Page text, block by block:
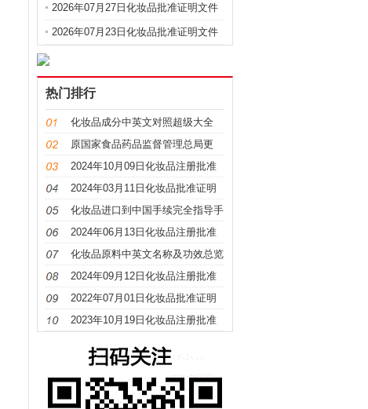
告》问答
2026年07月27日化妆品批准证明文件
送达信息
2026年07月23日化妆品批准证明文件
热门排行
化妆品成分中英文对照超级大全
原国家食品药品监督管理总局更
名，“CFDA”变“NMPA”
2024年10月09日化妆品注册批准
证明文件送达信息
2024年03月11日化妆品批准证明
文件送达信息发布
化妆品进口到中国手续完全指导手
册
2024年06月13日化妆品注册批准
证明文件送达信息
化妆品原料中英文名称及功效总览
（S－Z）
2024年09月12日化妆品注册批准
证明文件送达信息
2022年07月01日化妆品批准证明
文件待领取信息发布
2023年10月19日化妆品注册批准